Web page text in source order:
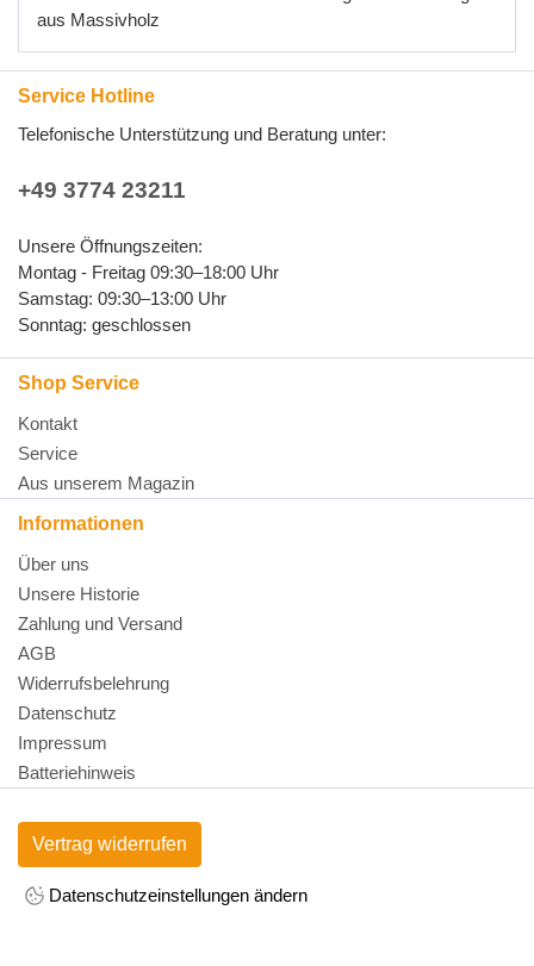
aus Massivholz
Service Hotline
Telefonische Unterstützung und Beratung unter:
+49 3774 23211
Unsere Öffnungszeiten:
Montag - Freitag 09:30–18:00 Uhr
Samstag: 09:30–13:00 Uhr
Sonntag: geschlossen
Shop Service
Kontakt
Service
Aus unserem Magazin
Informationen
Über uns
Unsere Historie
Zahlung und Versand
AGB
Widerrufsbelehrung
Datenschutz
Impressum
Batteriehinweis
Vertrag widerrufen
Datenschutzeinstellungen ändern